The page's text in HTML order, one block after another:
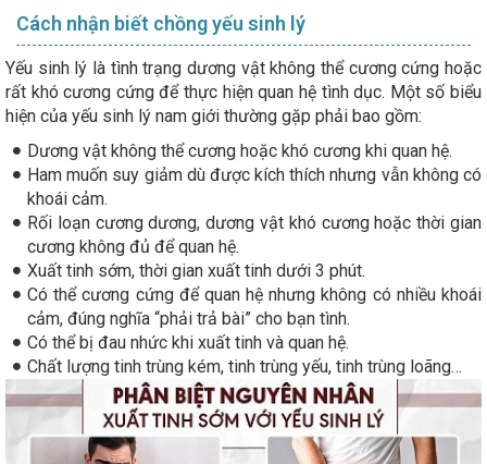
Cách nhận biết chồng yếu sinh lý
Yếu sinh lý là tình trạng dương vật không thể cương cứng hoặc
rất khó cương cứng để thực hiện quan hệ tình dục. Một số biểu
hiện của yếu sinh lý nam giới thường gặp phải bao gồm:
Dương vật không thể cương hoặc khó cương khi quan hệ.
Ham muốn suy giảm dù được kích thích nhưng vẫn không có
khoái cảm.
Rối loạn cương dương, dương vật khó cương hoặc thời gian
cương không đủ để quan hệ.
Xuất tinh sớm, thời gian xuất tinh dưới 3 phút.
Có thể cương cứng để quan hệ nhưng không có nhiều khoái
cảm, đúng nghĩa “phải trả bài” cho bạn tình.
Có thể bị đau nhức khi xuất tinh và quan hệ.
Chất lượng tinh trùng kém, tinh trùng yếu, tinh trùng loãng…